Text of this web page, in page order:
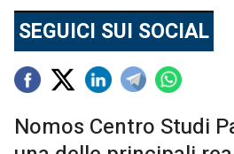
SEGUICI SUI SOCIAL
Nomos Centro Studi